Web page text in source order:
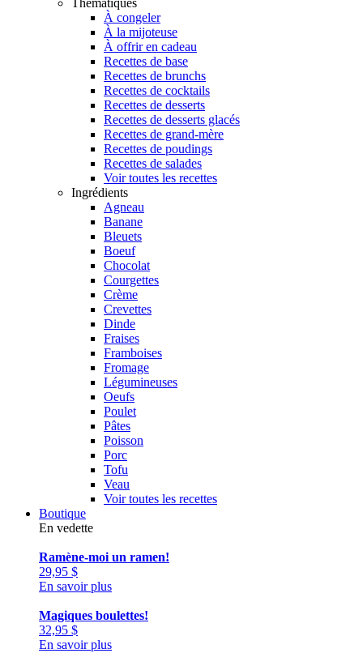
Thématiques
À congeler
À la mijoteuse
À offrir en cadeau
Recettes de base
Recettes de brunchs
Recettes de cocktails
Recettes de desserts
Recettes de desserts glacés
Recettes de grand-mère
Recettes de poudings
Recettes de salades
Voir toutes les recettes
Ingrédients
Agneau
Banane
Bleuets
Boeuf
Chocolat
Courgettes
Crème
Crevettes
Dinde
Fraises
Framboises
Fromage
Légumineuses
Oeufs
Poulet
Pâtes
Poisson
Porc
Tofu
Veau
Voir toutes les recettes
Boutique
En vedette
Ramène-moi un ramen!
29,95 $
En savoir plus
Magiques boulettes!
32,95 $
En savoir plus